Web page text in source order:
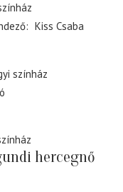
Kiss Csaba
színház
hercegnő